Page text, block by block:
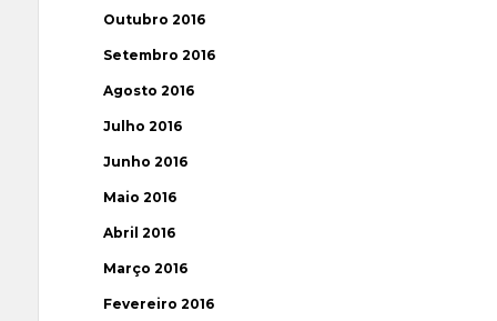
Outubro 2016
Setembro 2016
Agosto 2016
Julho 2016
Junho 2016
Maio 2016
Abril 2016
Março 2016
Fevereiro 2016